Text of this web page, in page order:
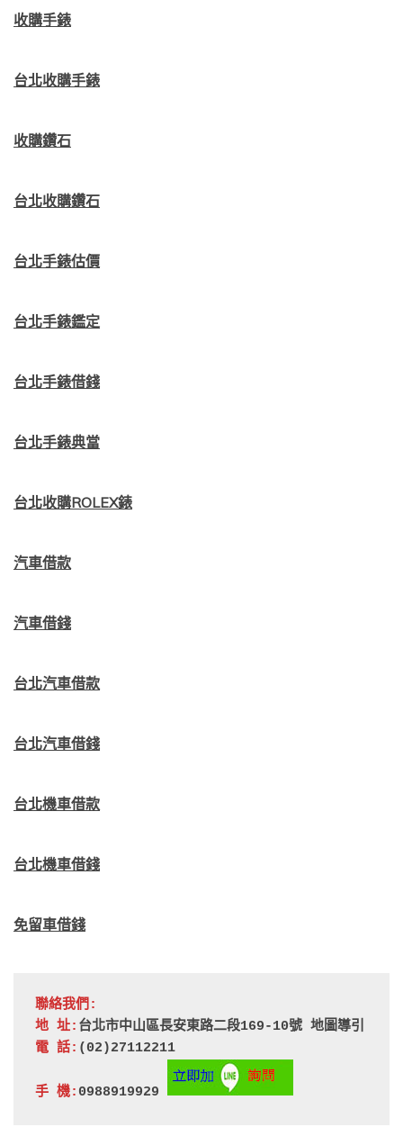
收購手錶
台北收購手錶
收購鑽石
台北收購鑽石
台北手錶估價
台北手錶鑑定
台北手錶借錢
台北手錶典當
台北收購ROLEX錶
汽車借款
汽車借錢
台北汽車借款
台北汽車借錢
台北機車借款
台北機車借錢
免留車借錢
聯絡我們:
地 址: 台北市中山區長安東路二段169-10號 地圖導引
電 話: (02)27112211
手 機: 0988919929